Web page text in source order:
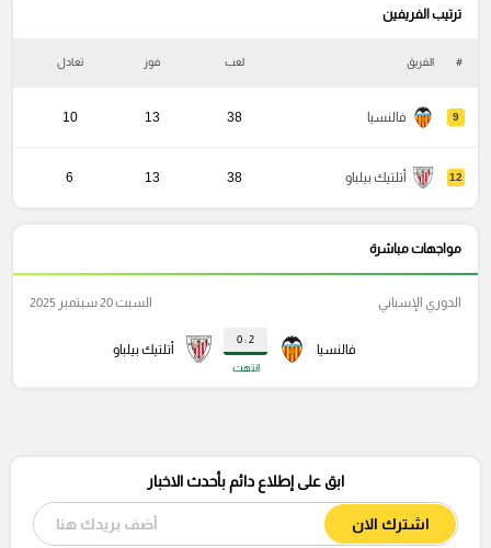
ترتيب الفريفين
# الفريق لعب فوز تعادل
9 فالنسيا 38
13
10
12 أتلتيك بيلباو 38
13
6
مواجهات مباشرة
فالنسيا
2 : 0
انتهت
أتلتيك بيلباو
الدوري الإسباني السبت 20 سبتمبر 2025
ابق على إطلاع دائم بأحدث الاخبار
اشترك الان